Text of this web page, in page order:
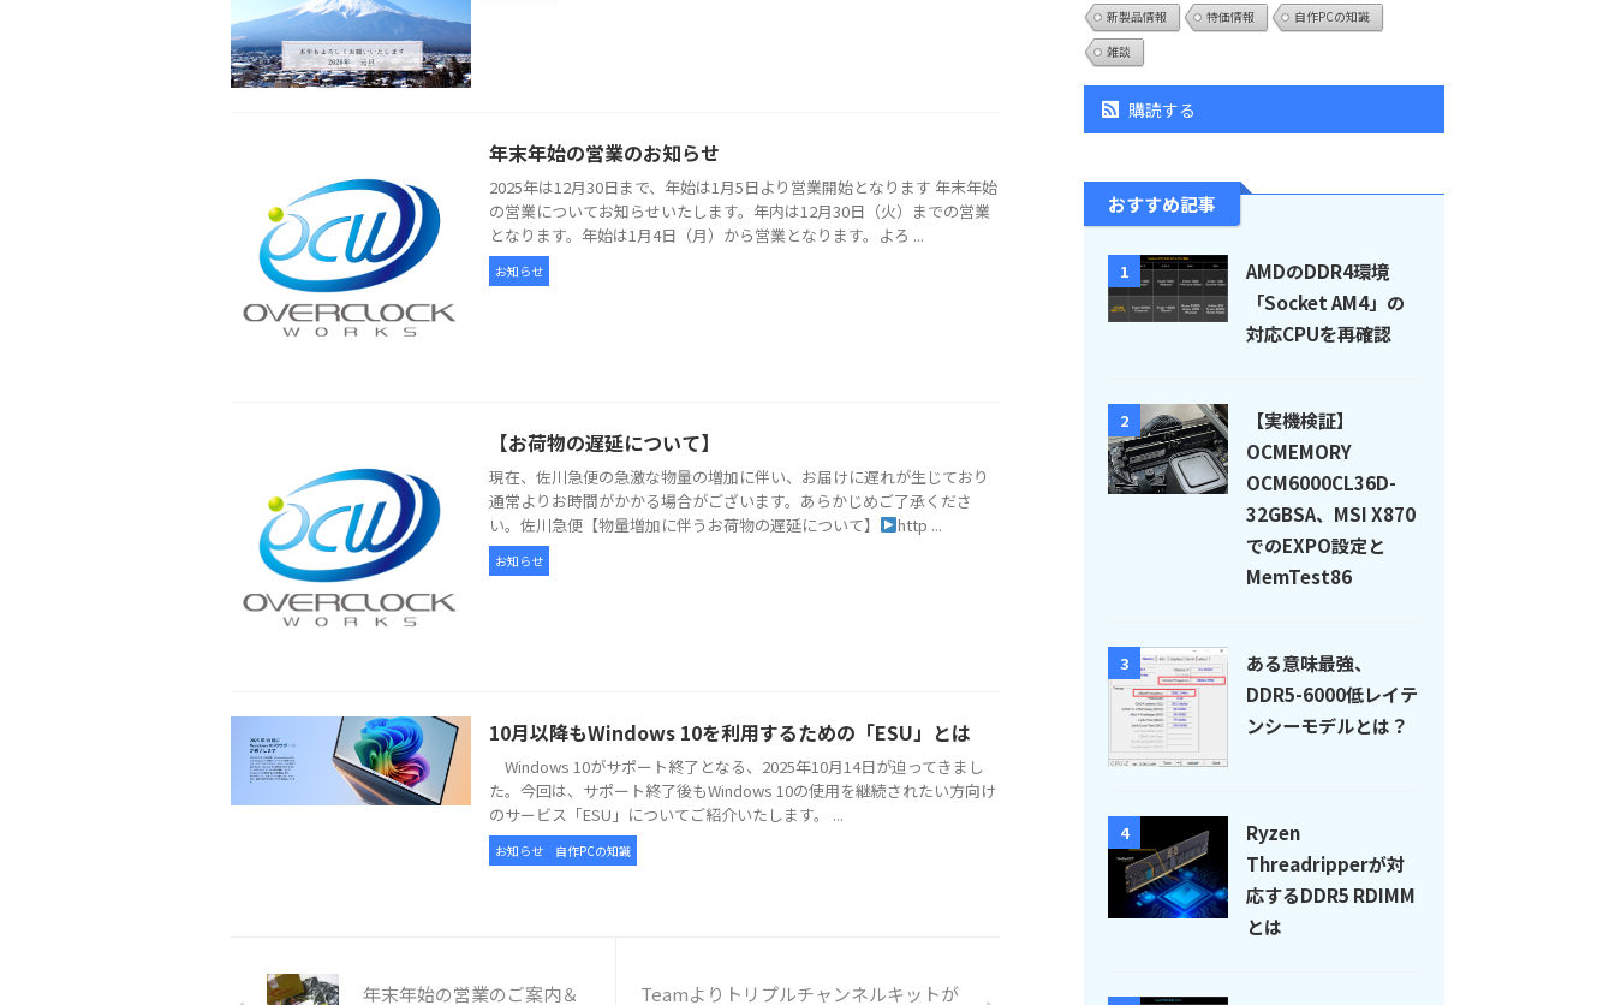
年末年始の営業のお知らせ
2025年は12月30日まで、年始は1月5日より営業開始となります 年末年始
の営業についてお知らせいたします。年内は12月30日（火）までの営業
となります。年始は1月4日（月）から営業となります。よろ ...
お知らせ
【お荷物の遅延について】
現在、佐川急便の急激な物量の増加に伴い、お届けに遅れが生じており
通常よりお時間がかかる場合がございます。あらかじめご了承くださ
い。佐川急便【物量増加に伴うお荷物の遅延について】
http ...
お知らせ
10月以降もWindows 10を利用するための「ESU」とは
Windows 10がサポート終了となる、2025年10月14日が迫ってきまし
た。今回は、サポート終了後もWindows 10の使用を継続されたい方向け
のサービス「ESU」についてご紹介いたします。 ...
お知らせ 自作PCの知識
年末年始の営業のご案内＆ Teamよりトリプルチャンネルキットが
新製品情報
特価情報
自作PCの知識
雑談
購読する
おすすめ記事
1
AMDのDDR4環境
「Socket AM4」の
対応CPUを再確認
2
【実機検証】
OCMEMORY
OCM6000CL36D-
32GBSA、MSI X870
でのEXPO設定と
MemTest86
3
ある意味最強、
DDR5-6000低レイテ
ンシーモデルとは？
4
Ryzen
Threadripperが対
応するDDR5 RDIMM
とは